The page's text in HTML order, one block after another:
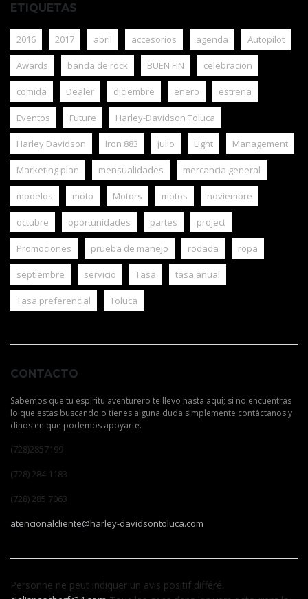
ETIQUETAS
2016 2017 abril accesorios agenda Autopilot
Awards banda de rock BUEN FIN celebracion
comida Dealer diciembre enero estrena
Eventos Future Harley-Davidson Toluca
Harley Davidson Iron 883 julio Light Management
Marketing plan mensualidades mercancia general
modelos moto Motors motos noviembre
octubre oportunidades partes project
Promociones prueba de manejo rodada ropa
septiembre servicio Tasa tasa anual
Tasa preferencial Toluca
CONTACTO
Sabemos que tu espíritu aventurero te llevo hasta aquí; si no encuentras
lo que estas buscando o tienes alguna duda simplemente contáctanos y
dinos en que podemos apoyarte.
(728)2857199
(728) 284 1183
(728) 285 7063
atencionalcliente@harley-davidsontoluca.com
Personne ne peut indiquer un avis positif différé.